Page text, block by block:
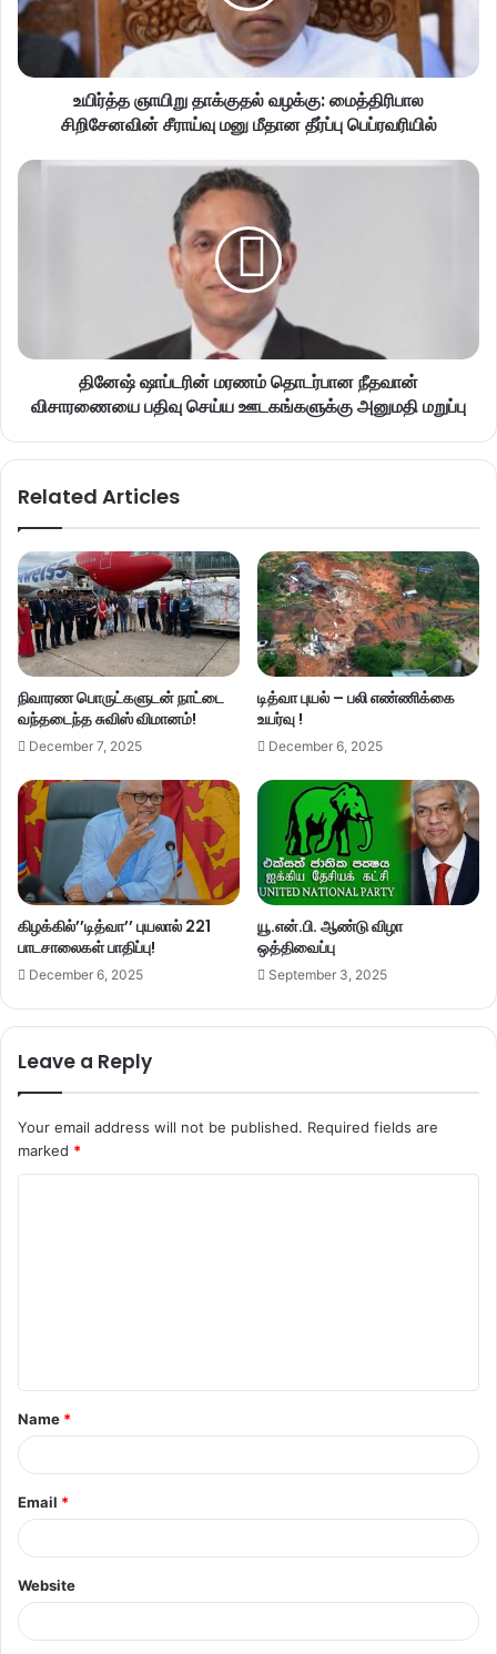
உயிர்த்த ஞாயிறு தாக்குதல் வழக்கு: மைத்திரிபால
சிறிசேனவின் சீராய்வு மனு மீதான தீர்ப்பு பெப்ரவரியில்
தினேஷ் ஷாப்டரின் மரணம் தொடர்பான நீதவான்
விசாரணையை பதிவு செய்ய ஊடகங்களுக்கு அனுமதி மறுப்பு
Related Articles
நிவாரண பொருட்களுடன் நாட்டை
வந்தடைந்த சுவிஸ் விமானம்!
December 7, 2025
டித்வா புயல் – பலி எண்ணிக்கை
உயர்வு !
December 6, 2025
கிழக்கில்’’டித்வா’’ புயலால் 221
பாடசாலைகள் பாதிப்பு!
December 6, 2025
யூ.என்.பி. ஆண்டு விழா
ஒத்திவைப்பு
September 3, 2025
Leave a Reply
Your email address will not be published. Required fields are
marked *
t
*
Name *
Email *
Website